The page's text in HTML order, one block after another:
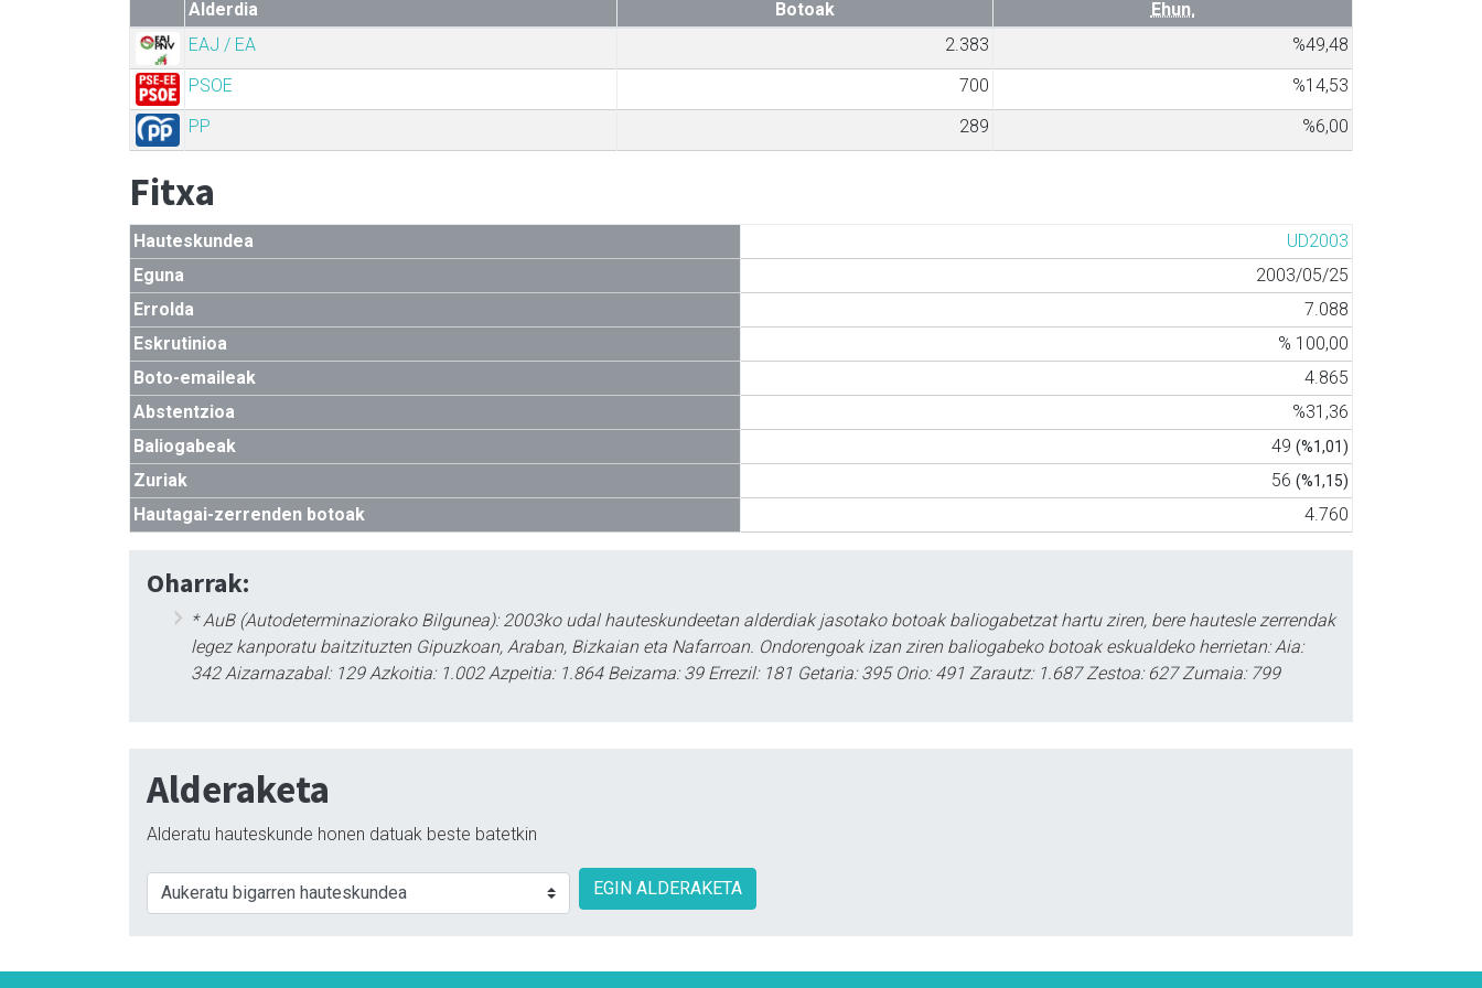
Alderdia Botoak
Ehun.
EAJ / EA
2.383
%49,48
PSOE
700
%14,53
PP
289 %6,00
Fitxa
Hauteskundea
UD2003
Eguna
2003/05/25
Errolda
7.088
Eskrutinioa
% 100,00
Boto-emaileak
4.865
Abstentzioa
%31,36
Baliogabeak
49 (%1,01)
Zuriak 56 (%1,15)
Hautagai-zerrenden botoak 4.760
Oharrak:
* AuB (Autodeterminaziorako Bilgunea): 2003ko udal hauteskundeetan alderdiak jasotako botoak baliogabetzat hartu ziren, bere hautesle zerrendak
legez kanporatu baitzituzten Gipuzkoan, Araban, Bizkaian eta Nafarroan. Ondorengoak izan ziren baliogabeko botoak eskualdeko herrietan: Aia:
342 Aizarnazabal: 129 Azkoitia: 1.002 Azpeitia: 1.864 Beizama: 39 Errezil: 181 Getaria: 395 Orio: 491 Zarautz: 1.687 Zestoa: 627 Zumaia: 799
Alderaketa
Alderatu hauteskunde honen datuak beste batetkin
EGIN ALDERAKETA